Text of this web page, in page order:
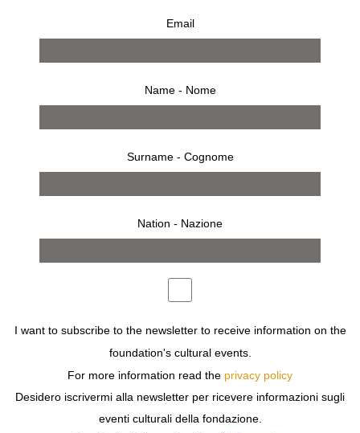
(ENG)
€50,00
TATI COLLECTION (FR)
RAYNE SHOES FOR
Email
Name - Nome
Surname - Cognome
Nation - Nazione
I want to subscribe to the newsletter to receive information on the
foundation's cultural events.
For more information read the privacy policy
Desidero iscrivermi alla newsletter per ricevere informazioni sugli
eventi culturali della fondazione.